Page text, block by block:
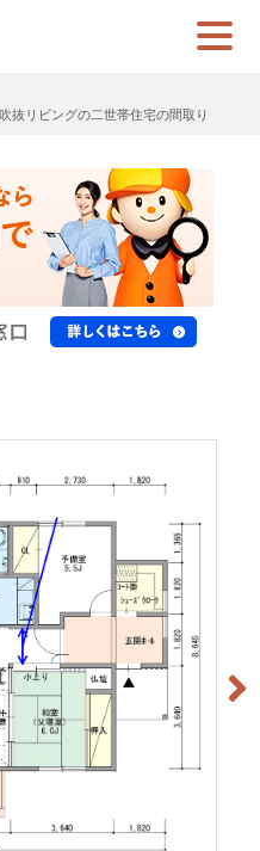
抜リビングの二世帯住宅の間取り